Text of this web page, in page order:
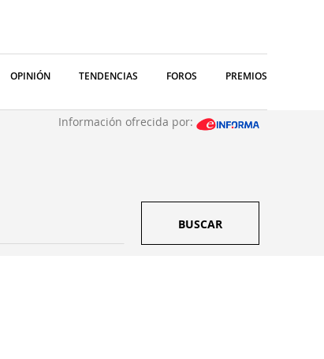
OPINIÓN TENDENCIAS FOROS PREMIOS
Información ofrecida por:
BUSCAR